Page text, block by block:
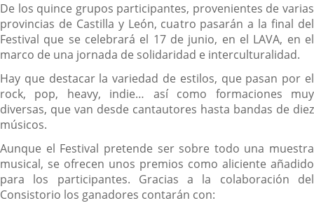
De los quince grupos participantes, provenientes de varias
provincias de Castilla y León, cuatro pasarán a la final del
Festival que se celebrará el 17 de junio, en el LAVA, en el
marco de una jornada de solidaridad e interculturalidad.
Hay que destacar la variedad de estilos, que pasan por el
rock, pop, heavy, indie… así como formaciones muy
diversas, que van desde cantautores hasta bandas de diez
músicos.
Aunque el Festival pretende ser sobre todo una muestra
musical, se ofrecen unos premios como aliciente añadido
para los participantes. Gracias a la colaboración del
Consistorio los ganadores contarán con: